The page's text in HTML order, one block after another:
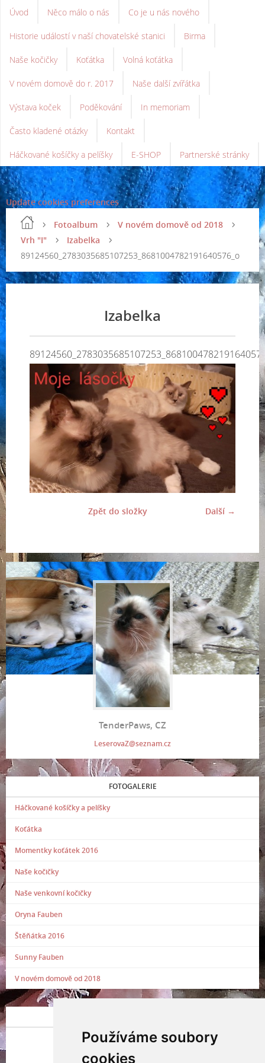
Používáme soubory
cookies
Úvod Něco málo o nás Co je u nás nového
Historie událostí v naší chovatelské stanici Birma
Naše kočičky Koťátka Volná koťátka
V novém domově do r. 2017 Naše další zvířátka
Výstava koček Poděkování In memoriam
Často kladené otázky Kontakt
Háčkované košíčky a pelíšky E-SHOP Partnerské stránky
Update cookies preferences
Fotoalbum
V novém domově od 2018
Vrh "I"
Izabelka
89124560_2783035685107253_8681004782191640576_o
Izabelka
Další →
Zpět do složky
TenderPaws, CZ
LeserovaZ@seznam.cz
FOTOGALERIE
Háčkované košíčky a pelíšky
Koťátka
Momentky koťátek 2016
Naše kočičky
Naše venkovní kočičky
Oryna Fauben
Štěňátka 2016
Sunny Fauben
V novém domově od 2018